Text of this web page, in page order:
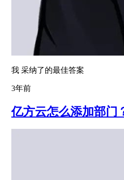
我 采纳了的最佳答案
3年前
亿方云怎么添加部门